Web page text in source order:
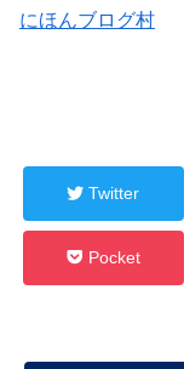
にほんブログ村
Twitter
Pocket